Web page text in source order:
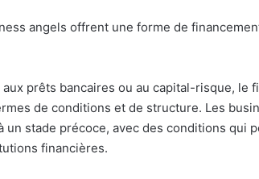
angels offrent une forme de
aux prêts bancaires ou au capital-risque, le
de conditions et de structure. Les
un stade précoce, avec des conditions qui
financières.